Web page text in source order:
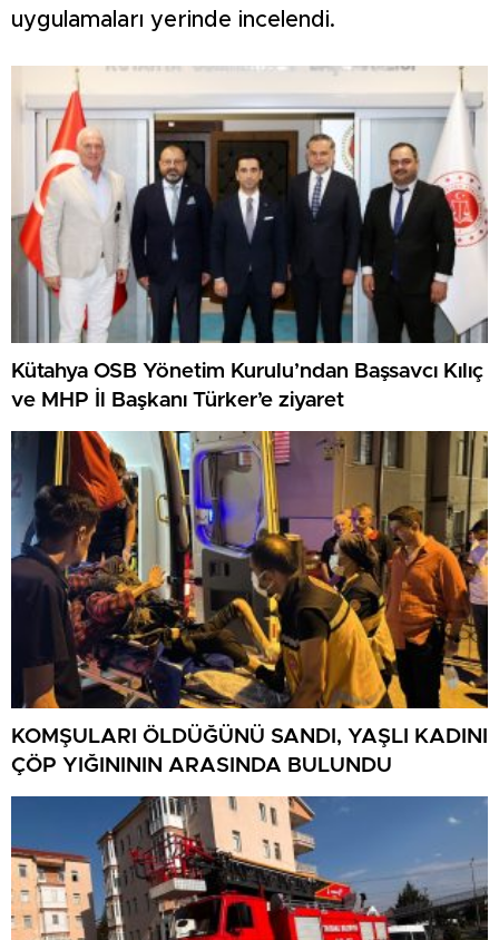
uygulamaları yerinde incelendi.
Kütahya OSB Yönetim Kurulu’ndan Başsavcı Kılıç
ve MHP İl Başkanı Türker’e ziyaret
KOMŞULARI ÖLDÜĞÜNÜ SANDI, YAŞLI KADINI
ÇÖP YIĞINININ ARASINDA BULUNDU